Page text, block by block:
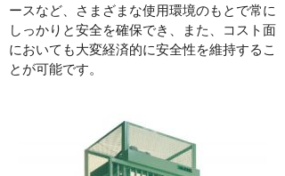
ースなど、さまざまな使用環境のもとで常に
しっかりと安全を確保でき、また、コスト面
においても大変経済的に安全性を維持するこ
とが可能です。